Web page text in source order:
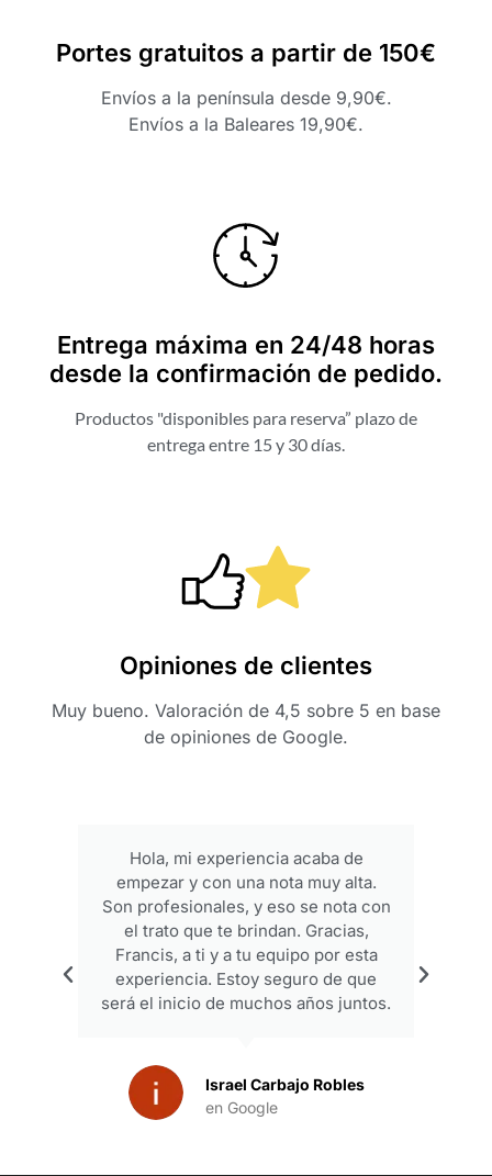
Portes gratuitos a partir de 150€
Envíos a la península desde 9,90€.
Envíos a la Baleares 19,90€.
Entrega máxima en 24/48 horas
desde la confirmación de pedido.
Productos "disponibles para reserva” plazo de
entrega entre 15 y 30 días.
Opiniones de clientes
Muy bueno. Valoración de 4,5 sobre 5 en base
de opiniones de Google.
Hola, mi experiencia acaba de
empezar y con una nota muy alta.
Son profesionales, y eso se nota con
el trato que te brindan. Gracias,
Francis, a ti y a tu equipo por esta
experiencia. Estoy seguro de que
será el inicio de muchos años juntos.
Israel Carbajo Robles
en Google